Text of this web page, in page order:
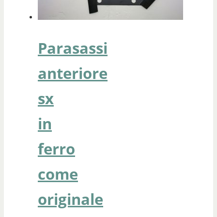
Parasassi
anteriore
sx
in
ferro
come
originale